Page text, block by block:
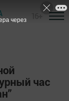
час
через